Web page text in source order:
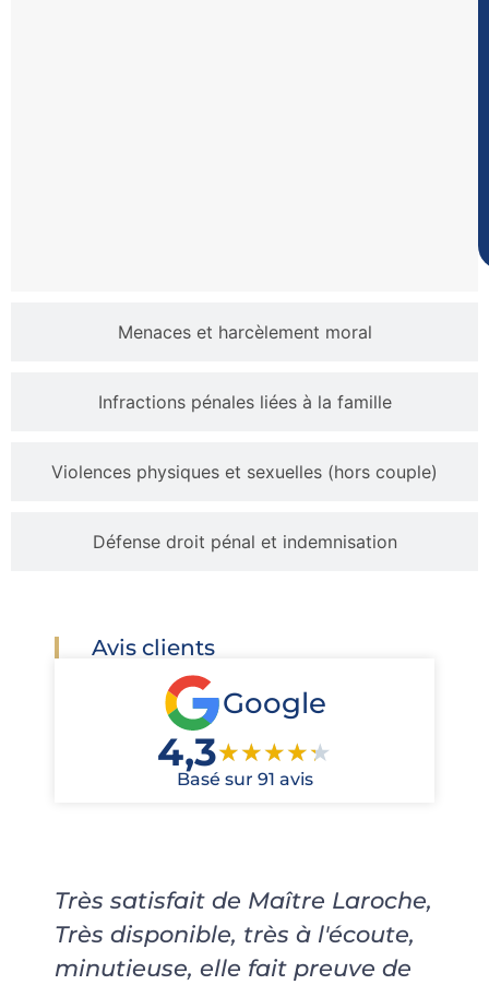
Menaces et harcèlement moral
Infractions pénales liées à la famille
Violences physiques et sexuelles (hors couple)
Défense droit pénal et indemnisation
Avis clients
Google
4,3★★★★★
Basé sur 91 avis
Très satisfait de Maître Laroche,
Très disponible, très à l'écoute,
minutieuse, elle fait preuve de